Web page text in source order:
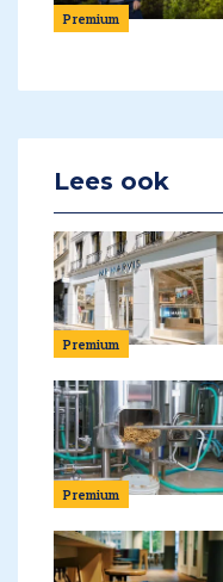
Premium
Lees ook
Premium
Premium